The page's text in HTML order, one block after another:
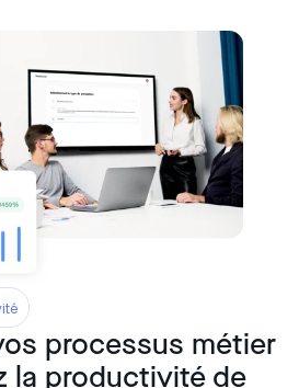
processus métier
la productivité de